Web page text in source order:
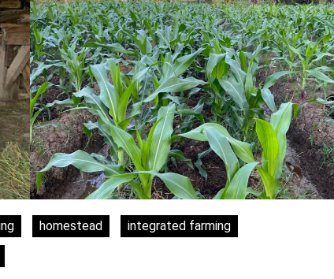
homestead
integrated farming